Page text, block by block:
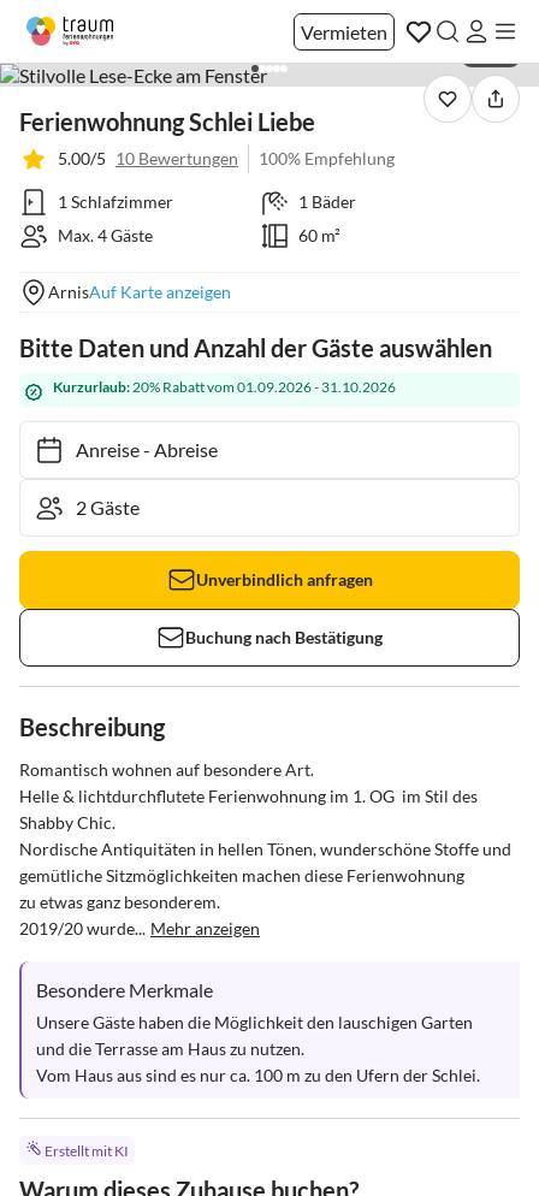
Vermieten
Ferienwohnung Schlei Liebe
5.00/5 10 Bewertungen 100% Empfehlung
1 Schlafzimmer
1 Bäder
Max. 4 Gäste
60 m²
ArnisAuf Karte anzeigen
Bitte Daten und Anzahl der Gäste auswählen
Kurzurlaub:20% Rabatt vom 01.09.2026 - 31.10.2026
Anreise- Abreise
Unverbindlich anfragen
Buchung nach Bestätigung
Beschreibung
Romantisch wohnen auf besondere Art.
Helle & lichtdurchflutete Ferienwohnung im 1. OG  im Stil des
Shabby Chic.
Nordische Antiquitäten in hellen Tönen, wunderschöne Stoffe und
gemütliche Sitzmöglichkeiten machen diese Ferienwohnung
zu etwas ganz besonderem.
2019/20 wurde... Mehr anzeigen
Besondere Merkmale
Unsere Gäste haben die Möglichkeit den lauschigen Garten
und die Terrasse am Haus zu nutzen.
Vom Haus aus sind es nur ca. 100 m zu den Ufern der Schlei.
Erstellt mit KI